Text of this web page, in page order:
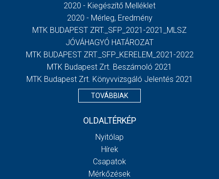
2020 - Kiegészítő Melléklet
2020 - Mérleg, Eredmény
MTK BUDAPEST ZRT._SFP_2021-2021_MLSZ
JÓVÁHAGYÓ HATÁROZAT
MTK BUDAPEST ZRT._SFP_KERELEM_2021-2022
MTK Budapest Zrt. Beszámoló 2021
MTK Budapest Zrt. Könyvvizsgáló Jelentés 2021
TOVÁBBIAK
OLDALTÉRKÉP
Nyitólap
Hírek
Csapatok
Mérkőzések